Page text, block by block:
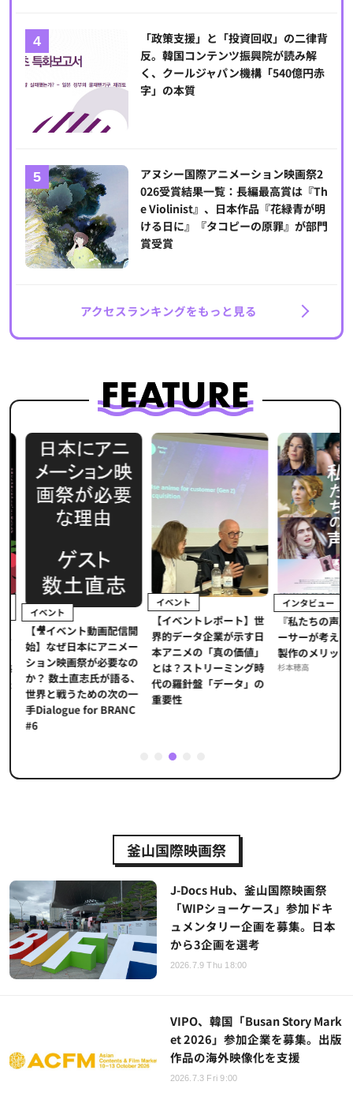
「政策支援」と「投資回収」の二律背
反。韓国コンテンツ振興院が読み解
く、クールジャパン機構「540億円赤
字」の本質
アヌシー国際アニメーション映画祭2
026受賞結果一覧：長編最高賞は『Th
e Violinist』、日本作品『花緑青が明
ける日に』『タコピーの原罪』が部門
賞受賞
アクセスランキングをもっと見る
イベント
【🎥イベント動画配信開
始】なぜ日本にアニメー
ション映画祭が必要なの
か？ 数土直志氏が語る、
世界と戦うための次の一
手Dialogue for BRANC
#6
イベント
【イベントレポート】世
界的データ企業が示す日
本アニメの「真の価値」
とは？ストリーミング時
代の羅針盤「データ」の
重要性
インタビュー
『私たちの声』
ーサーが考える
製作のメリット
杉本穂高
3
釜山国際映画祭
J-Docs Hub、釜山国際映画祭
「WIPショーケース」参加ドキ
ュメンタリー企画を募集。日本
から3企画を選考
2026.7.9 Thu 18:00
VIPO、韓国「Busan Story Mark
et 2026」参加企業を募集。出版
作品の海外映像化を支援
2026.7.3 Fri 9:00